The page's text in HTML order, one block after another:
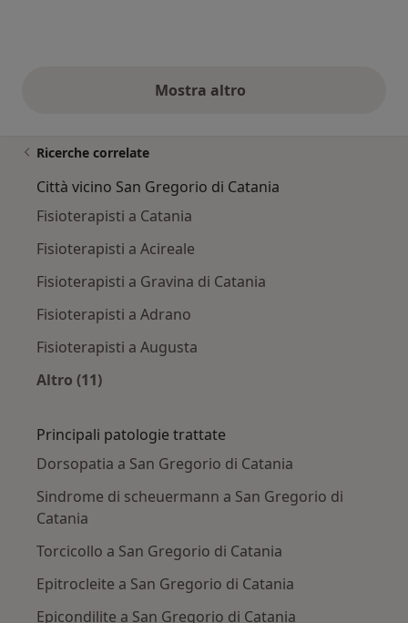
Mostra altroopinioni di cui sopra
Ricerche correlate
Città vicino San Gregorio di Catania
Fisioterapisti a Catania
Fisioterapisti a Acireale
Fisioterapisti a Gravina di Catania
Fisioterapisti a Adrano
Fisioterapisti a Augusta
Altro (11)
Principali patologie trattate
Dorsopatia a San Gregorio di Catania
Sindrome di scheuermann a San Gregorio di
Catania
Torcicollo a San Gregorio di Catania
Epitrocleite a San Gregorio di Catania
Epicondilite a San Gregorio di Catania